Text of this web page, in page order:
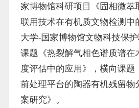
家博物馆科研项目《固相微萃
联用技术在有机质文物检测中
大学-国家博物馆文物科技保
课题《热裂解气相色谱质谱在
度评估中的应用》，横向课题
前处理平台的陶器有机残留物
案研究》。